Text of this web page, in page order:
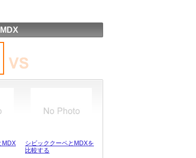
MDX
シビッククーペとMDXを
比較する